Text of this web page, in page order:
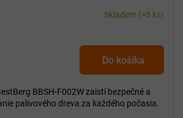
Skladem (>5 ks)
Do košíka
BBSH-F002W zaistí bezpečné a
palivového dreva za každého počasia.